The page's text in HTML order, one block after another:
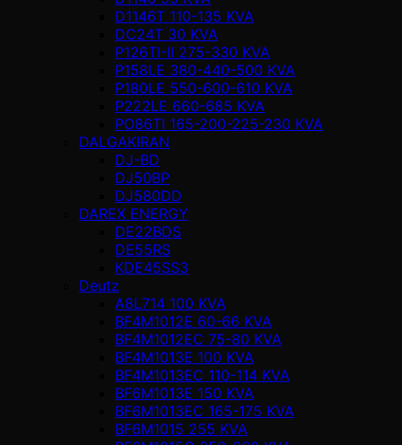
D1146T 110-135 KVA
DC24T 30 KVA
P126TI-II 275-330 KVA
P158LE 380-440-500 KVA
P180LE 550-600-610 KVA
P222LE 660-685 KVA
PO86TI 165-200-225-230 KVA
DALGAKIRAN
DJ-BD
DJ50BP
DJ580DD
DAREX ENERGY
DE22BDS
DE55RS
KDE45SS3
Deutz
A8L714 100 KVA
BF4M1012E 60-66 KVA
BF4M1012EC 75-80 KVA
BF4M1013E 100 KVA
BF4M1013EC 110-114 KVA
BF6M1013E 150 KVA
BF6M1013EC 165-175 KVA
BF6M1015 255 KVA